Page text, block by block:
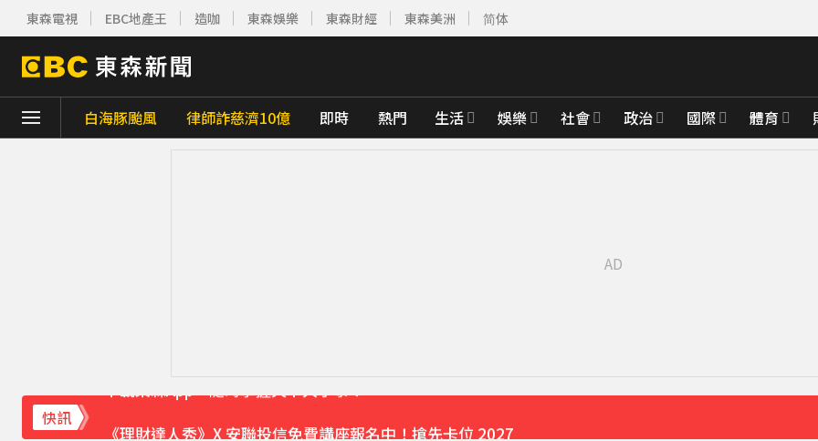
東森電視 EBC地產王 造咖 東森娛樂 東森財經 東森美洲 简体
白海豚颱風 律師詐慈濟10億 即時 熱門 生活 娛樂 社會 政治 國際 體育
快訊